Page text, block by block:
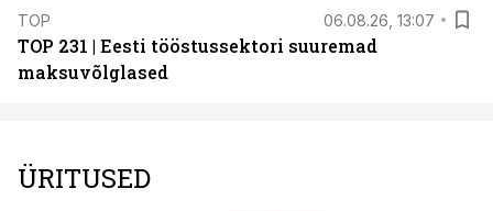
TOP 06.08.26, 13:07
TOP 231 | Eesti tööstussektori suuremad
maksuvõlglased
ÜRITUSED